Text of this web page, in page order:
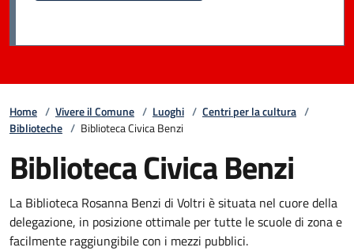
Home / Vivere il Comune / Luoghi / Centri per la cultura /
Biblioteche / Biblioteca Civica Benzi
Biblioteca Civica Benzi
La Biblioteca Rosanna Benzi di Voltri è situata nel cuore della
delegazione, in posizione ottimale per tutte le scuole di zona e
facilmente raggiungibile con i mezzi pubblici.